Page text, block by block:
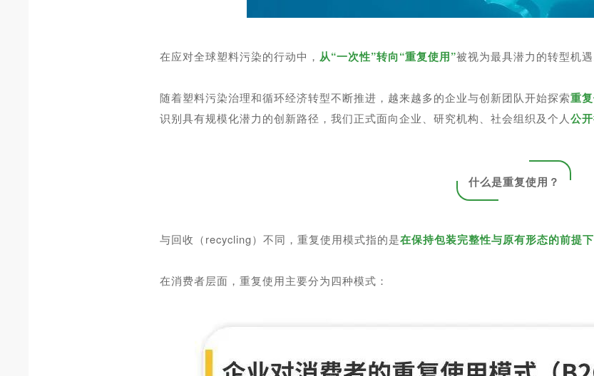
在应对全球塑料污染的行动中， 从“一次性”转向“重复使用”被视为最具潜力的转型机遇
随着塑料污染治理和循环经济转型不断推进，越来越多的企业与创新团队开始探索重
识别具有规模化潜力的创新路径，我们正式面向企业、研究机构、社会组织及个人公
什么是重复使用？
与回收（recycling）不同，重复使用模式指的是在保持包装完整性与原有形态的前提
在消费者层面，重复使用主要分为四种模式：